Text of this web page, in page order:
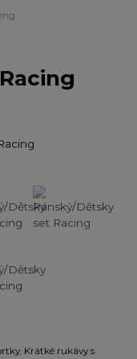
Krátké rukávy s